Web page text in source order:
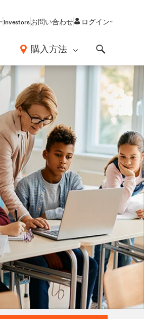
Investorsお問い合わせ ログイン
購入方法